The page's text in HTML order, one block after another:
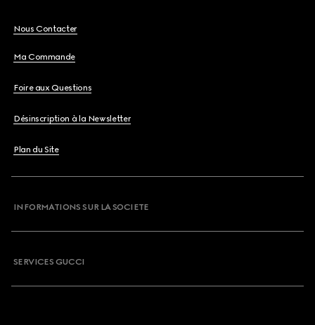
Nous Contacter
Ma Commande
Foire aux Questions
Désinscription à la Newsletter
Plan du Site
INFORMATIONS SUR LA SOCIETE
SERVICES GUCCI